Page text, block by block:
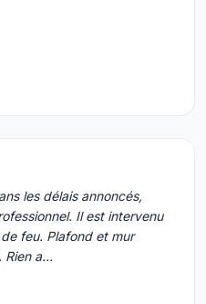
les délais annoncés,
Il est intervenu
feu. Plafond et mur
Rien a…